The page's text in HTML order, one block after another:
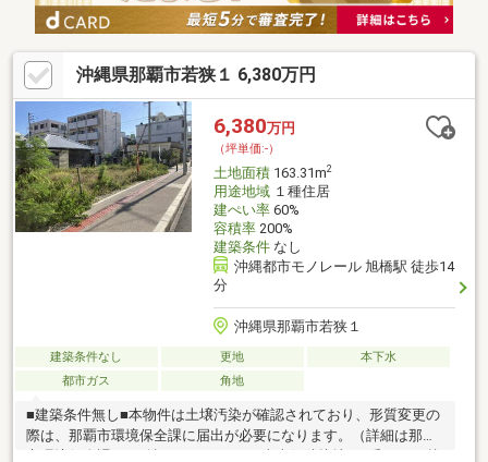
沖縄県那覇市若狭１ 6,380万円
6,380万円
（坪単価:-）
土地面積163.31m2
用途地域１種住居
建ぺい率60%
容積率200%
建築条件なし
沖縄都市モノレール 旭橋駅 徒歩14
分
沖縄県那覇市若狭１
建築条件なし 更地
本下水
都市ガス
角地
■建築条件無し■本物件は土壌汚染が確認されており、形質変更の
際は、那覇市環境保全課に届出が必要になります。（詳細は那覇